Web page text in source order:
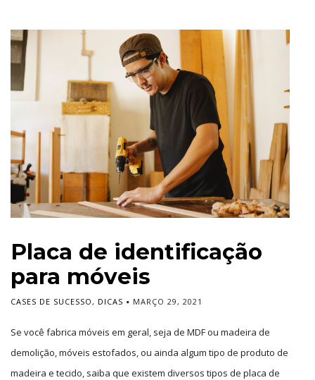
Placa de identificação
para móveis
CASES DE SUCESSO, DICAS MARÇO 29, 2021
Se você fabrica móveis em geral, seja de MDF ou madeira de
demolição, móveis estofados, ou ainda algum tipo de produto de
madeira e tecido, saiba que existem diversos tipos de placa de